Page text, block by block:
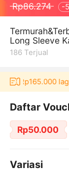
Rp86.274 -
Long Sleeve
CTLS 008
186 Terjual
Rp165.000 lagi
Daftar
Rp50.000
Variasi